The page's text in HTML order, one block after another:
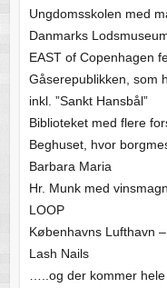
Ungdomsskolen med
Danmarks
EAST of Copenhagen
Gåserepublikken, som
inkl. ”Sankt Hansbål”
Biblioteket med flere
Beghuset, hvor
Barbara Maria
Hr. Munk med
LOOP
Københavns Lufthavn
Lash Nails
…..og der kommer